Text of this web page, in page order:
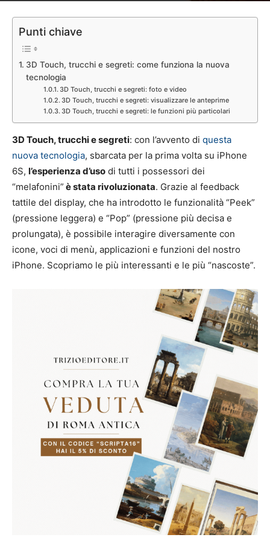
Punti chiave
3D Touch, trucchi e segreti: come funziona la nuova
tecnologia
3D Touch, trucchi e segreti: foto e video
3D Touch, trucchi e segreti: visualizzare le anteprime
3D Touch, trucchi e segreti: le funzioni più particolari
3D Touch, trucchi e segreti: con l’avvento di questa
nuova tecnologia, sbarcata per la prima volta su iPhone
6S, l’esperienza d’uso di tutti i possessori dei
“melafonini” è stata rivoluzionata. Grazie al feedback
tattile del display, che ha introdotto le funzionalità “Peek”
(pressione leggera) e “Pop” (pressione più decisa e
prolungata), è possibile interagire diversamente con
icone, voci di menù, applicazioni e funzioni del nostro
iPhone. Scopriamo le più interessanti e le più “nascoste”.